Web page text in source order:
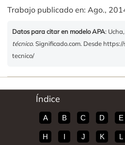
Trabajo publicado en: Ago.,
Datos para citar en modelo APA:
técnico. Significado.com. Desde
tecnico/
Índice
A B C D E
H I J K L